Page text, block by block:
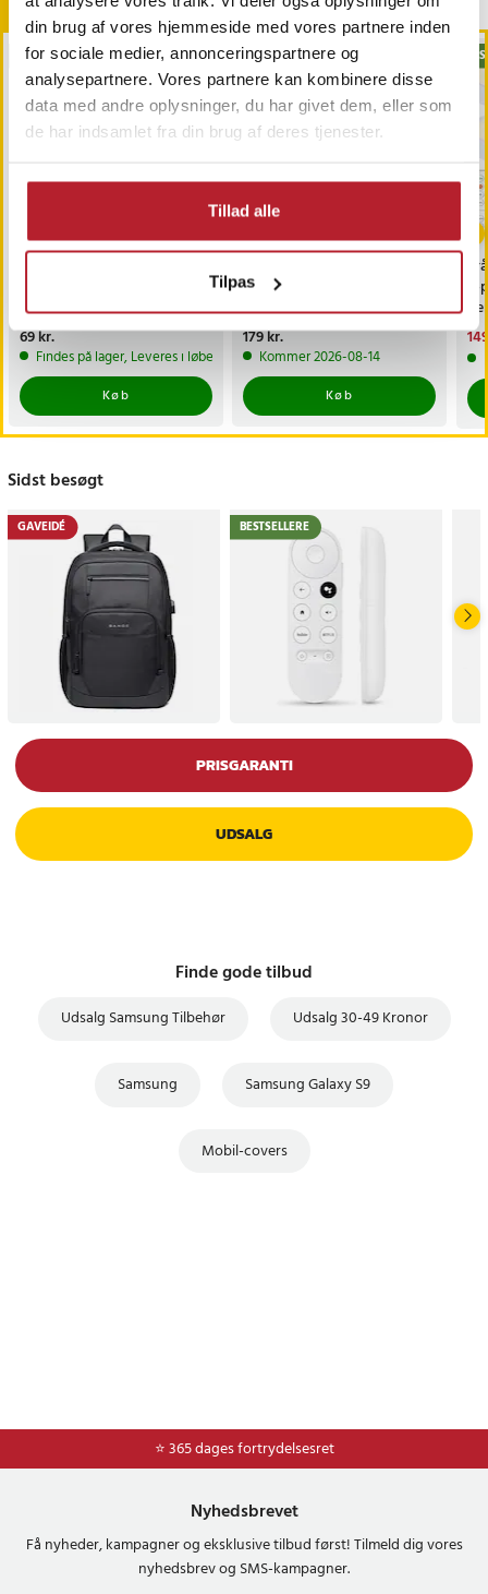
din brug af vores hjemmeside med vores partnere inden
for sociale medier, annonceringspartnere og
analysepartnere. Vores partnere kan kombinere disse
data med andre oplysninger, du har givet dem, eller som
de har indsamlet fra din brug af deres tjenester.
Tillad alle
Tilpas
Andre købte også
BESTSELLERE
OneBlade /
næsehårstrimmer /
næsetrimmerhoved
Pris:69 kr.
69 kr.
Findes på lager, Leveres i løbet af 1-2 hverdage
Køb
BESTSELLERE
magnetisk slibestøtte /
diamantbryne 400/1000 /
faste slibevinkler
Pris:179 kr.
179 kr.
Kommer 2026-08-14
Køb
Sidst besøgt
GAVEIDÉ BESTSELLERE
PRISGARANTI
UDSALG
Finde gode tilbud
Udsalg Samsung Tilbehør Udsalg 30-49 Kronor
Samsung Samsung Galaxy S9
Mobil-covers
⭐ 365 dages fortrydelsesret
⭐ Nem og sikker betaling med mobilepay og dankort
Nyhedsbrevet
Få nyheder, kampagner og eksklusive tilbud først! Tilmeld dig vores
nyhedsbrev og SMS-kampagner.